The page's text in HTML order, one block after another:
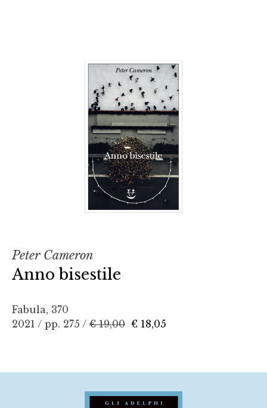
Peter Cameron
Anno bisestile
Fabula, 370
2021 / pp. 275 / € 19,00 € 18,05